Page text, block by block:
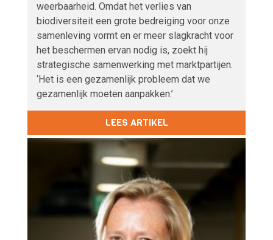
weerbaarheid. Omdat het verlies van
biodiversiteit een grote bedreiging voor onze
samenleving vormt en er meer slagkracht voor
het beschermen ervan nodig is, zoekt hij
strategische samenwerking met marktpartijen.
‘Het is een gezamenlijk probleem dat we
gezamenlijk moeten aanpakken.’
LEES ARTIKEL